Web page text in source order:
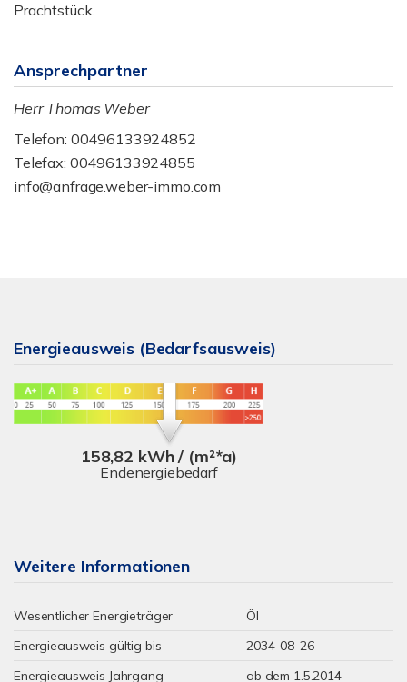
Prachtstück.
Ansprechpartner
Herr Thomas Weber
Telefon: 00496133924852
Telefax: 00496133924855
info@anfrage.weber-immo.com
Energieausweis (Bedarfsausweis)
158,82 kWh / (m²*a)
Endenergiebedarf
Weitere Informationen
Wesentlicher Energieträger
Öl
Energieausweis gültig bis
2034-08-26
Energieausweis Jahrgang
ab dem 1.5.2014